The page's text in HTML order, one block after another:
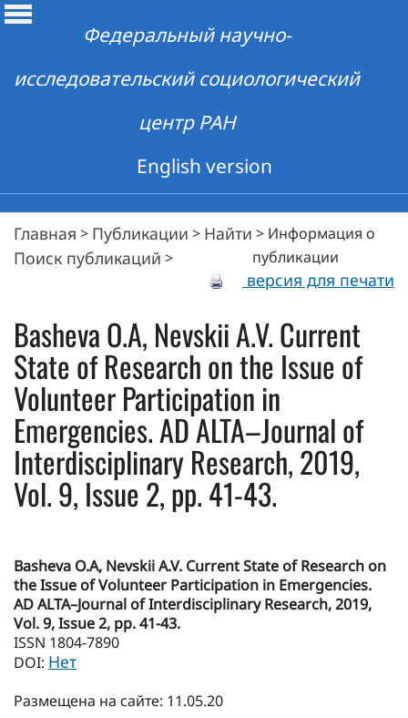
Федеральный научно-
исследовательский социологический
центр РАН
English version
Главная > Публикации > Найти >
Поиск публикаций >
Информация о
публикации
версия для печати
Basheva O.A, Nevskii A.V. Current
State of Research on the Issue of
Volunteer Participation in
Emergencies. AD ALTA–Journal of
Interdisciplinary Research, 2019,
Vol. 9, Issue 2, pp. 41-43.
Basheva O.A, Nevskii A.V. Current State of Research on
the Issue of Volunteer Participation in Emergencies.
AD ALTA–Journal of Interdisciplinary Research, 2019,
Vol. 9, Issue 2, pp. 41-43.
ISSN 1804-7890
DOI: Нет
Размещена на сайте: 11.05.20